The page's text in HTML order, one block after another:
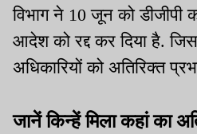
विभाग ने 10 जून को डीजीपी
आदेश को रद्द कर दिया है.
अधिकारियों को अतिरिक्त
जानें किन्हें मिला कहां का